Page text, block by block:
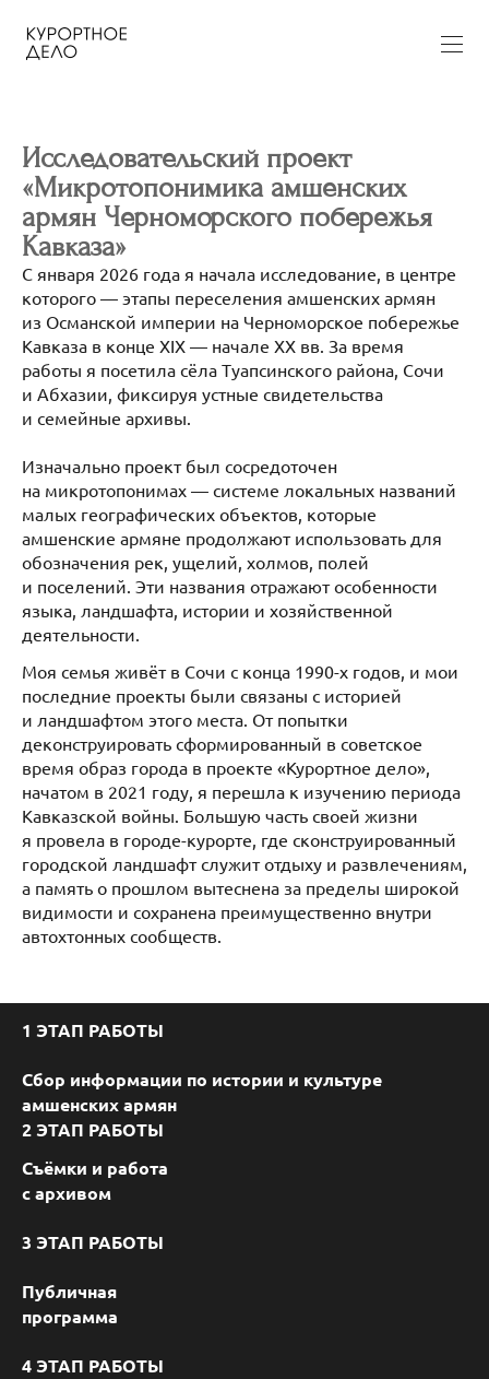
Исследовательский проект
«Микротопонимика амшенских
армян Черноморского побережья
Кавказа»
С января 2026 года я начала исследование, в центре
которого — этапы переселения амшенских армян
из Османской империи на Черноморское побережье
Кавказа в конце XIX — начале XX вв. За время
работы я посетила сёла Туапсинского района, Сочи
и Абхазии, фиксируя устные свидетельства
и семейные архивы.
Изначально проект был сосредоточен
на микротопонимах — системе локальных названий
малых географических объектов, которые
амшенские армяне продолжают использовать для
обозначения рек, ущелий, холмов, полей
и поселений. Эти названия отражают особенности
языка, ландшафта, истории и хозяйственной
деятельности.
Моя семья живёт в Сочи с конца 1990-х годов, и мои
последние проекты были связаны с историей
и ландшафтом этого места. От попытки
деконструировать сформированный в советское
время образ города в проекте «Курортное дело»,
начатом в 2021 году, я перешла к изучению периода
Кавказской войны. Большую часть своей жизни
я провела в городе-курорте, где сконструированный
городской ландшафт служит отдыху и развлечениям,
а память о прошлом вытеснена за пределы широкой
видимости и сохранена преимущественно внутри
автохтонных сообществ.
1 ЭТАП РАБОТЫ
Сбор информации по истории и культуре
амшенских армян
2 ЭТАП РАБОТЫ
Съёмки и работа
с архивом
3 ЭТАП РАБОТЫ
Публичная
программа
4 ЭТАП РАБОТЫ